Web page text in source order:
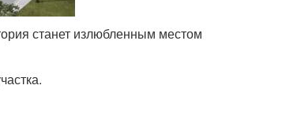
станет излюбленным местом